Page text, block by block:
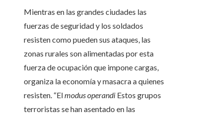
Mientras en las grandes ciudades las
fuerzas de seguridad y los soldados
resisten como pueden sus ataques, las
zonas rurales son alimentadas por esta
fuerza de ocupación que impone cargas,
organiza la economía y masacra a quienes
resisten. “Elmodus operandi Estos grupos
terroristas se han asentado en las